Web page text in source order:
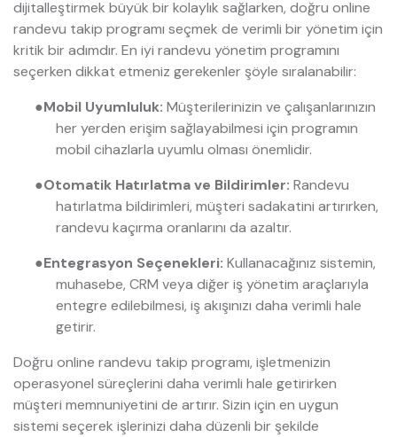
dijitalleştirmek büyük bir kolaylık sağlarken, doğru online
randevu takip programı seçmek de verimli bir yönetim için
kritik bir adımdır. En iyi randevu yönetim programını
seçerken dikkat etmeniz gerekenler şöyle sıralanabilir:
●Mobil Uyumluluk: Müşterilerinizin ve çalışanlarınızın
her yerden erişim sağlayabilmesi için programın
mobil cihazlarla uyumlu olması önemlidir.
●Otomatik Hatırlatma ve Bildirimler: Randevu
hatırlatma bildirimleri, müşteri sadakatini artırırken,
randevu kaçırma oranlarını da azaltır.
●Entegrasyon Seçenekleri: Kullanacağınız sistemin,
muhasebe, CRM veya diğer iş yönetim araçlarıyla
entegre edilebilmesi, iş akışınızı daha verimli hale
getirir.
Doğru online randevu takip programı, işletmenizin
operasyonel süreçlerini daha verimli hale getirirken
müşteri memnuniyetini de artırır. Sizin için en uygun
sistemi seçerek işlerinizi daha düzenli bir şekilde